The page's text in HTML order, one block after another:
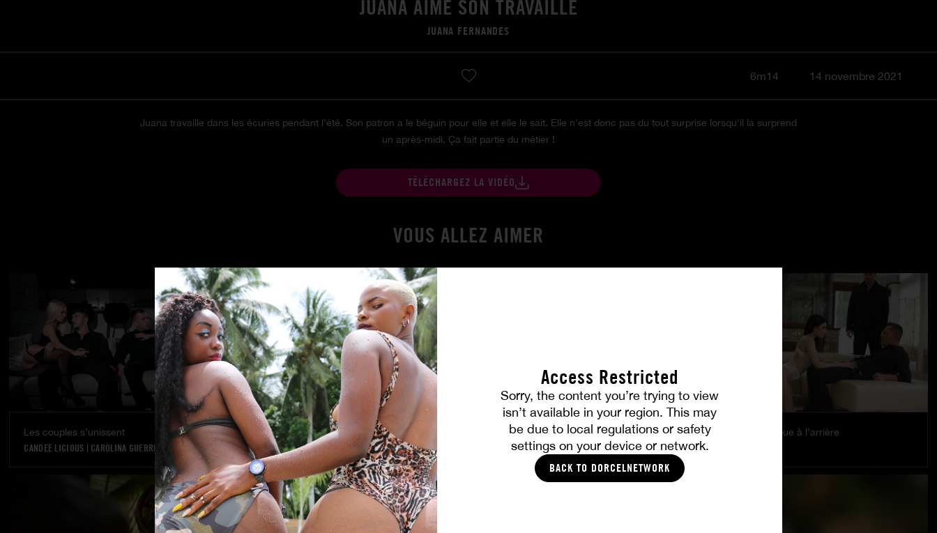
Access Restricted
Sorry, the content you’re trying to view
isn’t available in your region. This may
be due to local regulations or safety
settings on your device or network.
BACK TO DORCELNETWORK
JUANA AIME SON TRAVAILLE
JUANA FERNANDES
6m14 14 novembre 2021
Juana travaille dans les écuries pendant l'été. Son patron a le béguin pour elle et elle le sait. Elle n'est donc pas du tout surprise lorsqu'il la surprend
un après-midi. Ça fait partie du métier !
TÉLÉCHARGEZ LA VIDÉO
VOUS ALLEZ AIMER
Les couples s’unissent
CANDEE LICIOUS | CAROLINA GUERRERO
Rêve réalisé
VANNA BARDOT
Amitié brûlante
MILENA RAY|MATTY MILA PEREZ
Le plaisir se joue à l’arrière